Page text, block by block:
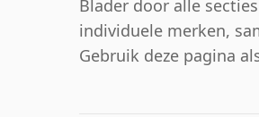
Blader door alle
individuele merken,
Gebruik deze pagina